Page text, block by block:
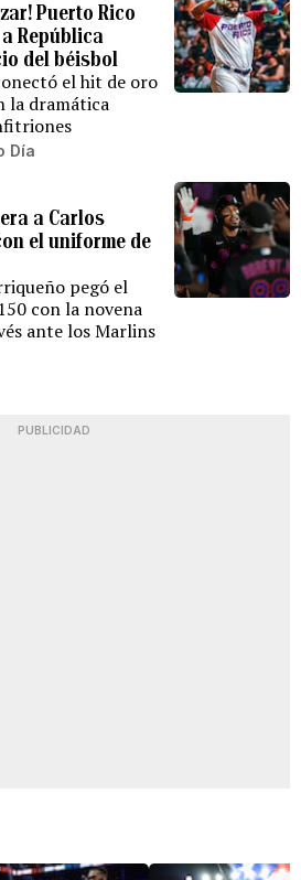
Puerto Rico
República
del béisbol
el hit de oro
la dramática
Día
a Carlos
el uniforme de
pegó el
con la novena
ante los Marlins
PUBLICIDAD